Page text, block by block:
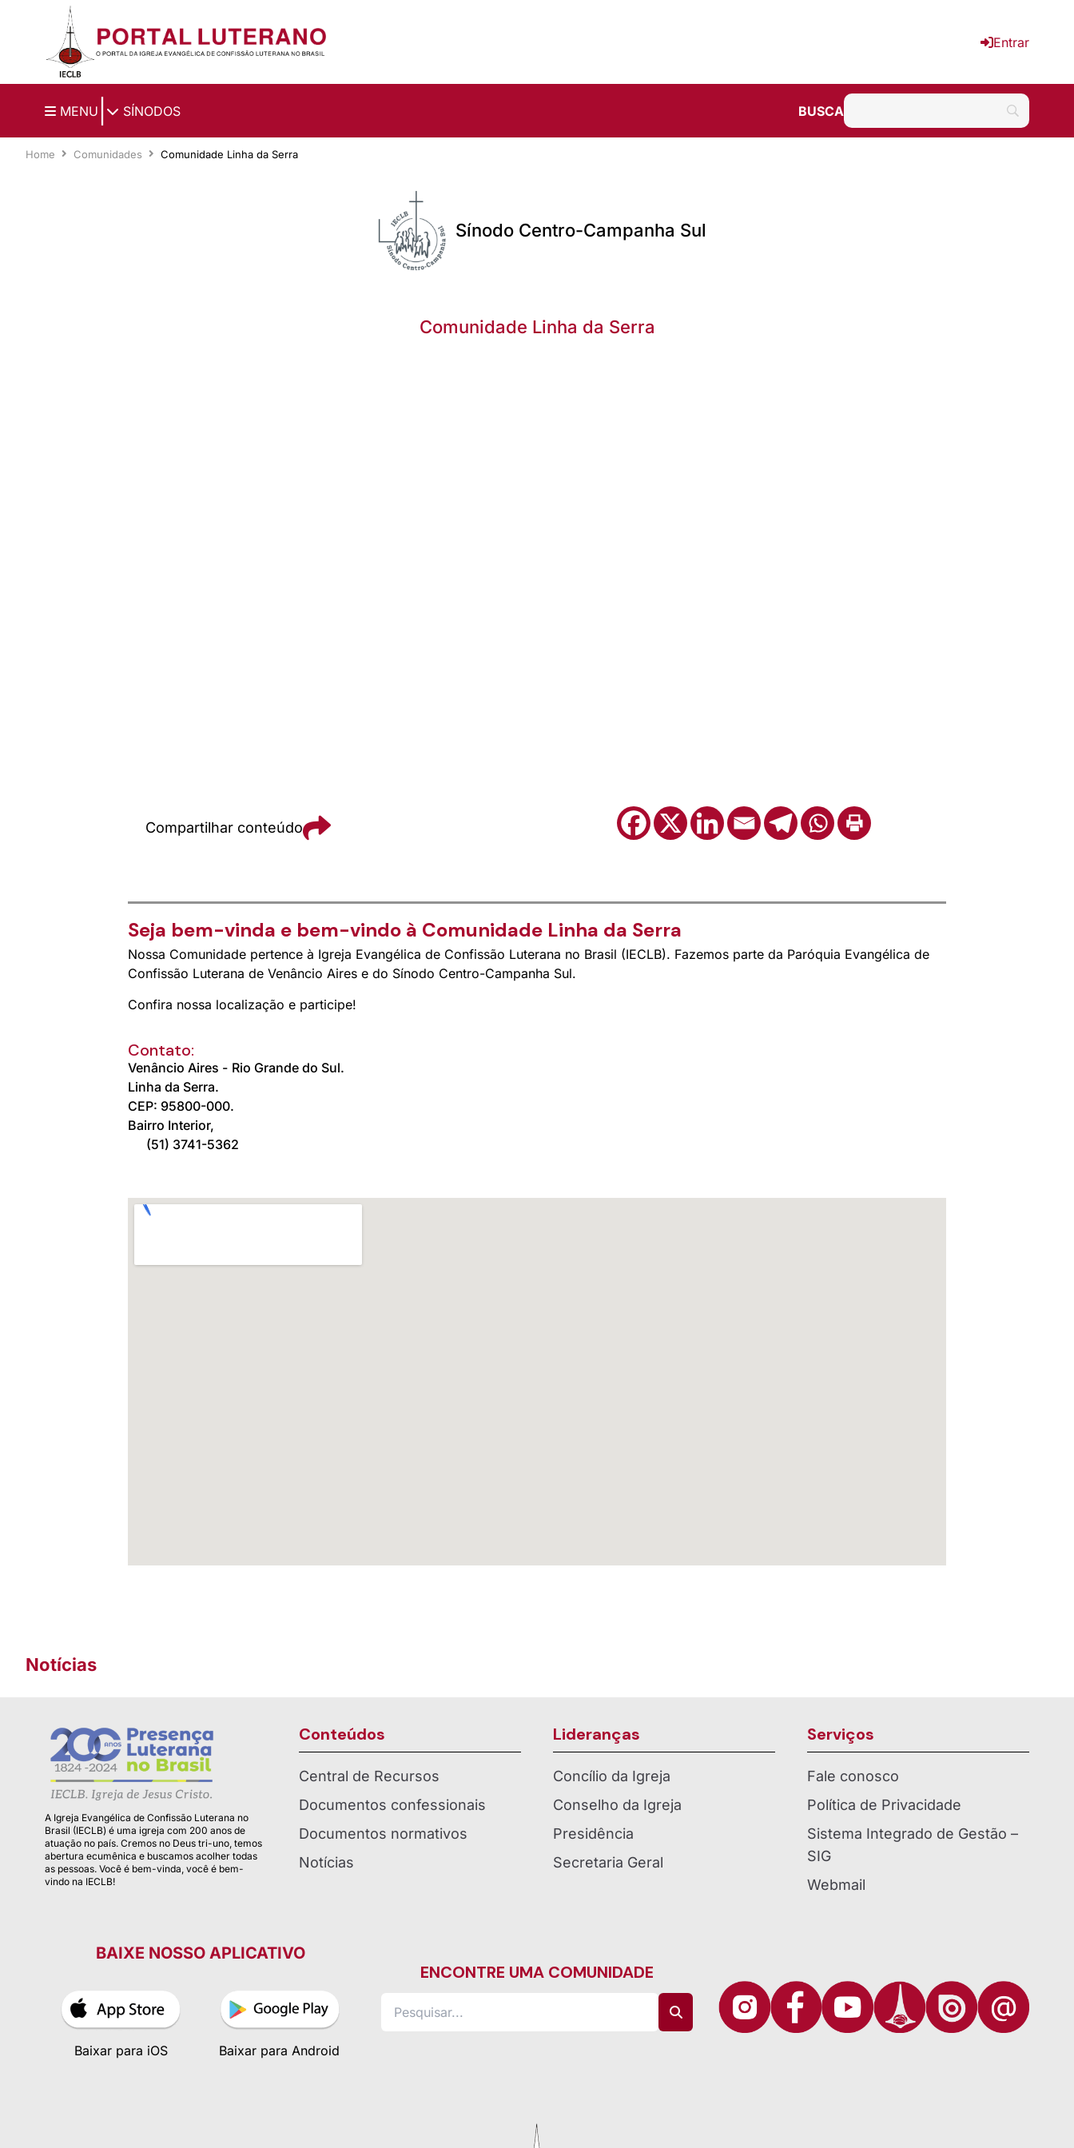
Ir para o conteúdo principal
Entrar
MENU SÍNODOS BUSCA
Home Comunidades Comunidade Linha da Serra
Sínodo Centro-Campanha Sul
Comunidade Linha da Serra
Compartilhar conteúdo
Seja bem-vinda e bem-vindo à Comunidade Linha da Serra
Nossa Comunidade pertence à Igreja Evangélica de Confissão Luterana no Brasil (IECLB). Fazemos parte da Paróquia Evangélica de
Confissão Luterana de Venâncio Aires e do Sínodo Centro-Campanha Sul.
Confira nossa localização e participe!
Contato:
Venâncio Aires - Rio Grande do Sul.
Linha da Serra.
CEP: 95800-000.
Bairro Interior,
(51) 3741-5362
Notícias
A Igreja Evangélica de Confissão Luterana no
Brasil (IECLB) é uma igreja com 200 anos de
atuação no país. Cremos no Deus tri-uno, temos
abertura ecumênica e buscamos acolher todas
as pessoas. Você é bem-vinda, você é bem-
vindo na IECLB!
Conteúdos
Central de Recursos
Documentos confessionais
Documentos normativos
Notícias
Lideranças
Concílio da Igreja
Conselho da Igreja
Presidência
Secretaria Geral
Serviços
Fale conosco
Política de Privacidade
Sistema Integrado de Gestão –
SIG
Webmail
BAIXE NOSSO APLICATIVO
Baixar para iOS Baixar para Android
ENCONTRE UMA COMUNIDADE